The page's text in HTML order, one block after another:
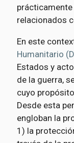
relacionados
En este
Humanitario
Estados y
de la guerra,
cuyo
Desde esta
engloban la
1) la